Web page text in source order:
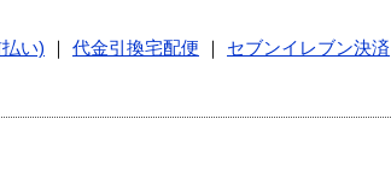
い) 代金引換宅配便
セブンイレブン決済